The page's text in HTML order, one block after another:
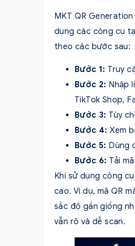
MKT QR
dụng các công cụ
theo các bước sau:
Bước 1: Truy
Bước 2: Nhập
TikTok Shop,
Bước 3: Tùy
Bước 4: Xem
Bước 5: Dùng
Bước 6: Tải
Khi sử dụng công
cao. Ví dụ, mã QR
sắc độ gần giống
vẫn rõ và dễ scan.